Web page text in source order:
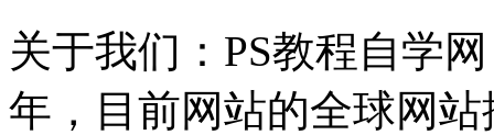
关于我们：PS教程自学
年，目前网站的全球网